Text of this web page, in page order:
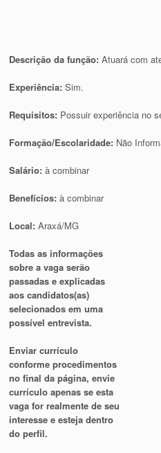
Descrição da função:Atuará com
Experiência:Sim.
Requisitos: Possuir experiência no
Formação/Escolaridade: Não
Salário:à combinar
Benefícios: à combinar
Local: Araxá/MG
Todas as informações
sobre a vaga serão
passadas e explicadas
aos candidatos(as)
selecionados em uma
possível entrevista.
Enviar currículo
conforme procedimentos
no final da página, envie
currículo apenas se esta
vaga for realmente de seu
interesse e esteja dentro
do perfil.